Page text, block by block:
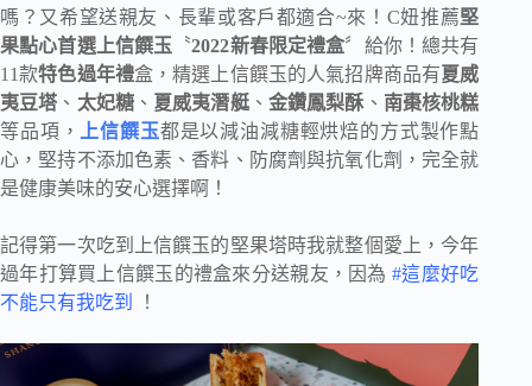
嗎？又希望送親友、長輩或客戶都適合~來！C妞推薦堅
果點心首選上信饌玉 〝2022新春限定禮盒〞給你！總共有
11款特色過年禮盒，精選上信饌玉的人氣招牌商品有夏威
夷豆塔 、 太妃糖、 夏威夷潛艇、 金鑽鳳梨酥 、 南棗核桃糕
等品項，
上信饌玉都是以減油減糖輕烘焙的方式製作點
心，堅持不添加色素、香料、防腐劑與抗氧化劑，完全就
是健康美味的安心選擇啊！
記得第一次吃到上信饌玉的堅果塔時我就整個愛上，今年
過年打算買上信饌玉的禮盒來分送親友，因為#這麼好吃
不能只有我吃到
！